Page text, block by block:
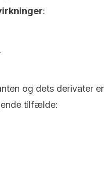
:
og dets derivater er
tilfælde: